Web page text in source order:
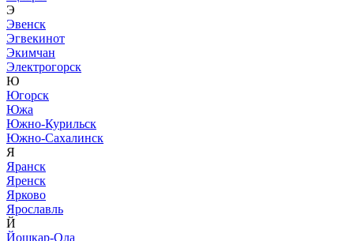
Э
Эвенск
Эгвекинот
Экимчан
Электрогорск
Ю
Югорск
Южа
Южно-Курильск
Южно-Сахалинск
Я
Яранск
Яренск
Ярково
Ярославль
Й
Йошкар-Ола